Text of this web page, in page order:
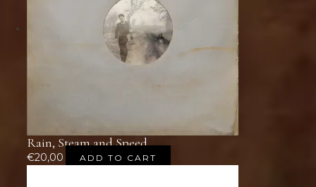
Rain, Steam and Speed
€20,00 ADD TO CART